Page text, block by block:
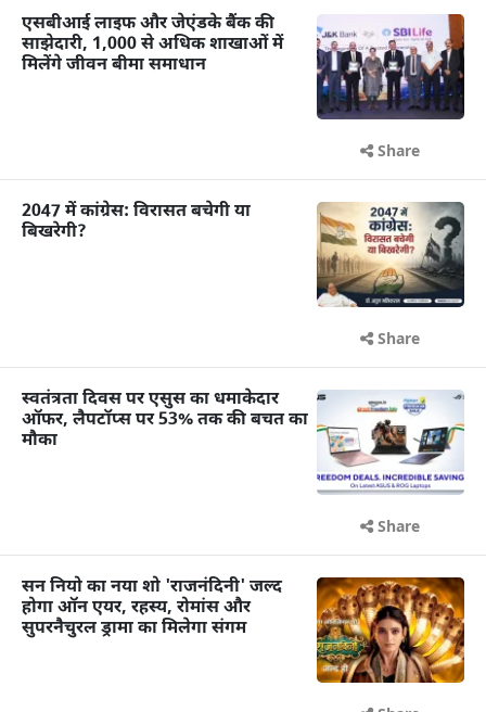
एसबीआई लाइफ और जेएंडके बैंक की
साझेदारी, 1,000 से अधिक शाखाओं में
मिलेंगे जीवन बीमा समाधान
Share
2047 में कांग्रेस: विरासत बचेगी या
बिखरेगी?
Share
स्वतंत्रता दिवस पर एसुस का धमाकेदार
ऑफर, लैपटॉप्स पर 53% तक की बचत का
मौका
Share
सन नियो का नया शो 'राजनंदिनी' जल्द
होगा ऑन एयर, रहस्य, रोमांस और
सुपरनैचुरल ड्रामा का मिलेगा संगम